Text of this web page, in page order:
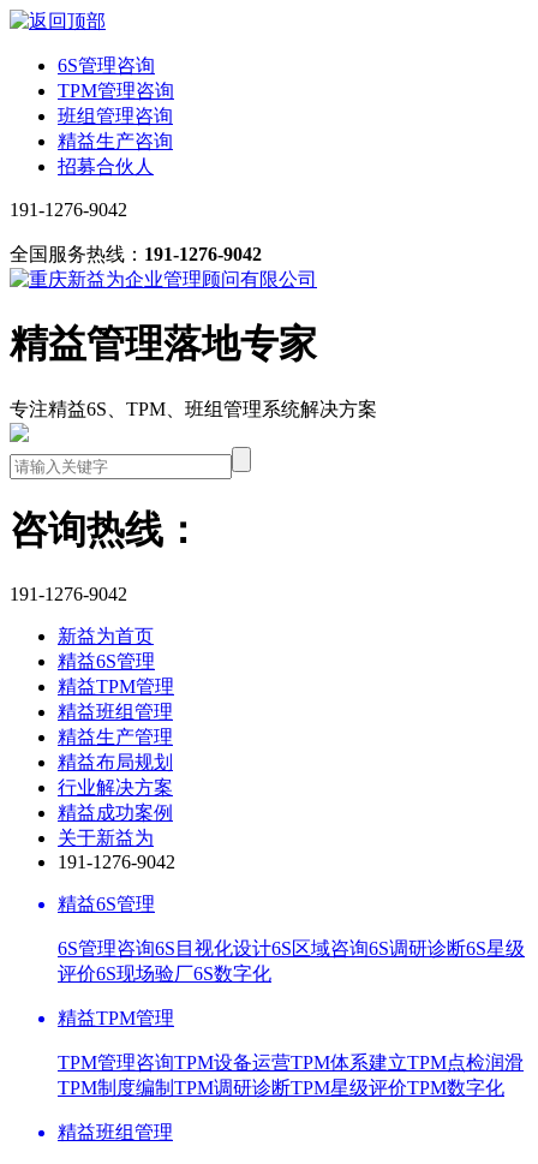
6S管理咨询
TPM管理咨询
班组管理咨询
精益生产咨询
招募合伙人
191-1276-9042
全国服务热线： 191-1276-9042
精益管理落地专家
专注精益6S、TPM、班组管理系统解决方案
咨询热线：
191-1276-9042
新益为首页
精益6S管理
精益TPM管理
精益班组管理
精益生产管理
精益布局规划
行业解决方案
精益成功案例
关于新益为
191-1276-9042
精益6S管理
6S管理咨询6S目视化设计6S区域咨询6S调研诊断6S星级
评价6S现场验厂6S数字化
精益TPM管理
TPM管理咨询TPM设备运营TPM体系建立TPM点检润滑
TPM制度编制 TPM调研诊断TPM星级评价TPM数字化
精益班组管理